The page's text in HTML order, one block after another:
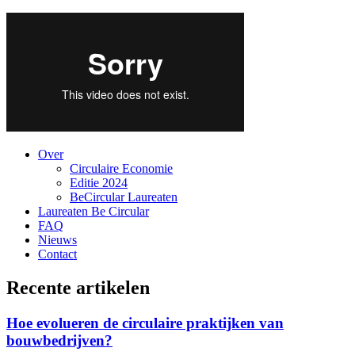
Over
Circulaire Economie
Editie 2024
BeCircular Laureaten
Laureaten Be Circular
FAQ
Nieuws
Contact
Recente artikelen
Hoe evolueren de circulaire praktijken van
bouwbedrijven?